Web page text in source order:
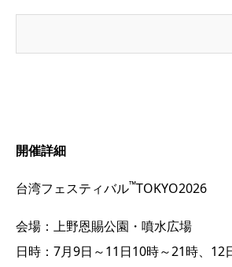
開催詳細
台湾フェスティバル™TOKYO2026
会場：上野恩賜公園・噴水広場
日時：7月9日～11日10時～21時、12